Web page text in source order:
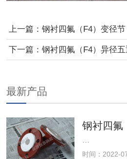
上一篇： 钢衬四氟（F4）变径节
下一篇： 钢衬四氟（F4）异径五
最新产品
钢衬四氟
···
时间：2022-